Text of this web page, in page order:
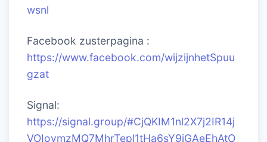
wsnl
Facebook zusterpagina :
https://www.facebook.com/wijzijnhetSpuu
gzat
Signal:
https://signal.group/#CjQKIM1nl2X7j2IR14j
VOIoymzMQ7MhrTepl1tHa6sY9iGAeEhAtO